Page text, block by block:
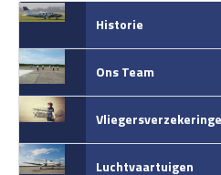
Historie
Ons Team
Luchtvaartuigen